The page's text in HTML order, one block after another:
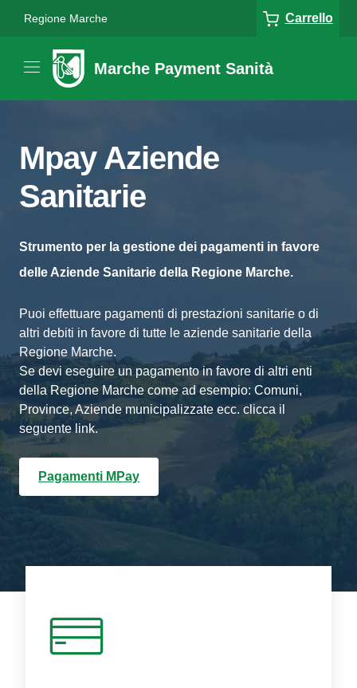
Regione Marche Carrello
Marche Payment Sanità
Mpay Aziende
Sanitarie
Strumento per la gestione dei pagamenti in favore
delle Aziende Sanitarie della Regione Marche.
Puoi effettuare pagamenti di prestazioni sanitarie o di
altri debiti in favore di tutte le aziende sanitarie della
Regione Marche.
Se devi eseguire un pagamento in favore di altri enti
della Regione Marche come ad esempio: Comuni,
Province, Aziende municipalizzate ecc. clicca il
seguente link.
Pagamenti MPay